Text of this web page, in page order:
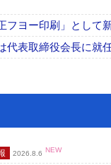
ヨー印刷」として
表取締役会長に就
2026.8.6 NEW